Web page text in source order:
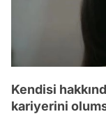
Kendisi
kariyerini